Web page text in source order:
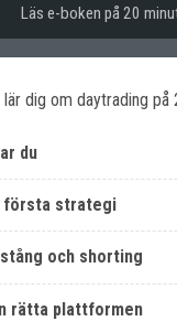
Läs e-boken på 20
dig om daytrading på
du
första strategi
och shorting
rätta plattformen